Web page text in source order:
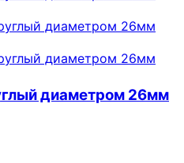
диаметром 26мм